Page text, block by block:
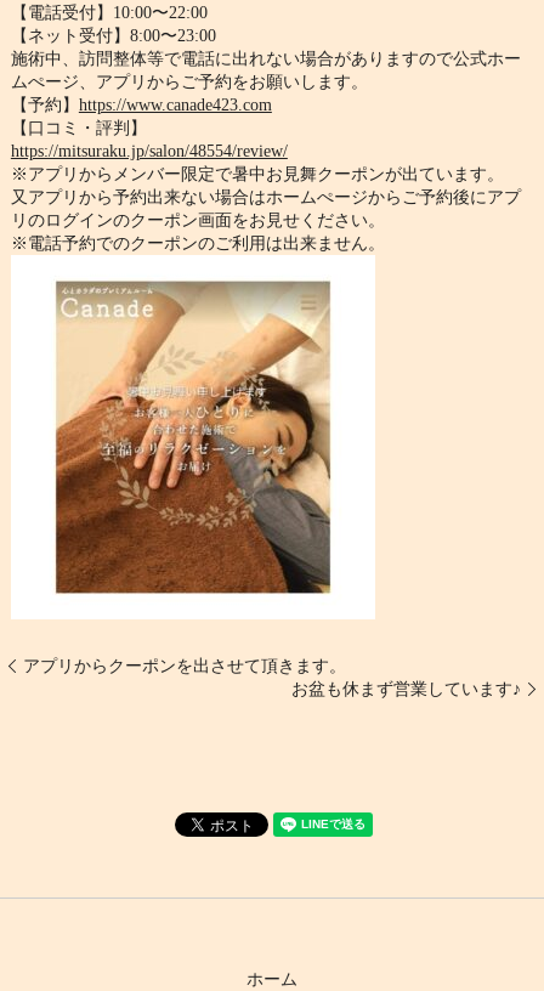
【電話受付】10:00〜22:00
【ネット受付】8:00〜23:00
施術中、 訪問整体等で電話に出れない場合がありますので公式ホー
ムぺージ、アプリからご予約をお願いします。
【予約】 https://www.canade423.com
【口コミ・評判】
https://mitsuraku.jp/salon/48554/review/
※アプリからメンバー限定で暑中お見舞クーポンが出ています。
又アプリから予約出来ない場合はホームぺージからご予約後にアプ
リのログインのクーポン画面をお見せください。
※電話予約でのクーポンのご利用は出来ません。
アプリからクーポンを出させて頂きます。
お盆も休まず営業しています♪
ホーム